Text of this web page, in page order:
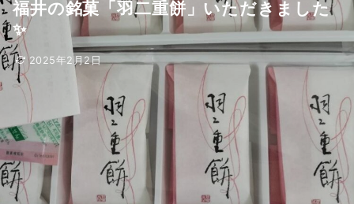
福井の銘菓「羽二重餅」いただきました
✨
2025年2月2日